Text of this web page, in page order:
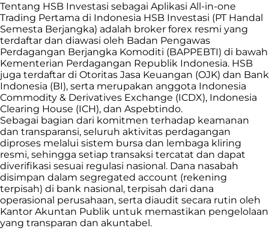
Tentang HSB Investasi sebagai Aplikasi All-in-one
Trading Pertama di Indonesia HSB Investasi (PT Handal
Semesta Berjangka) adalah broker forex resmi yang
terdaftar dan diawasi oleh Badan Pengawas
Perdagangan Berjangka Komoditi (BAPPEBTI) di bawah
Kementerian Perdagangan Republik Indonesia. HSB
juga terdaftar di Otoritas Jasa Keuangan (OJK) dan Bank
Indonesia (BI), serta merupakan anggota Indonesia
Commodity & Derivatives Exchange (ICDX), Indonesia
Clearing House (ICH), dan Aspebtindo.
Sebagai bagian dari komitmen terhadap keamanan
dan transparansi, seluruh aktivitas perdagangan
diproses melalui sistem bursa dan lembaga kliring
resmi, sehingga setiap transaksi tercatat dan dapat
diverifikasi sesuai regulasi nasional. Dana nasabah
disimpan dalam segregated account (rekening
terpisah) di bank nasional, terpisah dari dana
operasional perusahaan, serta diaudit secara rutin oleh
Kantor Akuntan Publik untuk memastikan pengelolaan
yang transparan dan akuntabel.